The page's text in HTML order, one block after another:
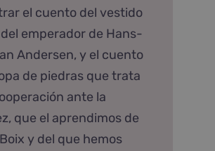
el cuento del vestido
emperador de Hans-
Andersen, y el cuento
de piedras que trata
ante la
que el aprendimos de
y del que hemos